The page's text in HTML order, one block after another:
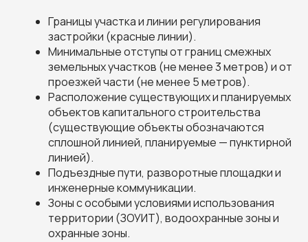
Границы участка и линии регулирования
застройки (красные линии).
Минимальные отступы от границ смежных
земельных участков (не менее 3 метров) и от
проезжей части (не менее 5 метров).
Расположение существующих и планируемых
объектов капитального строительства
(существующие объекты обозначаются
сплошной линией, планируемые — пунктирной
линией).
Подъездные пути, разворотные площадки и
инженерные коммуникации.
Зоны с особыми условиями использования
территории (ЗОУИТ), водоохранные зоны и
охранные зоны.